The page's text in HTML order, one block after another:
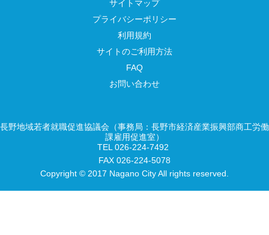
サイトマップ
プライバシーポリシー
利用規約
サイトのご利用方法
FAQ
お問い合わせ
長野地域若者就職促進協議会（事務局：長野市経済産業振興部商工労働
課雇用促進室）
TEL 026-224-7492
FAX 026-224-5078
Copyright © 2017 Nagano City All rights reserved.